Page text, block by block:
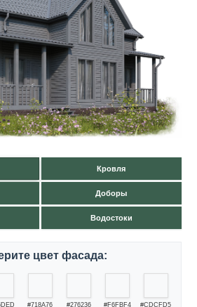
Кровля
Доборы
Водостоки
цвет фасада:
#718A76 #276236 #F6FBF4 #CDCFD5